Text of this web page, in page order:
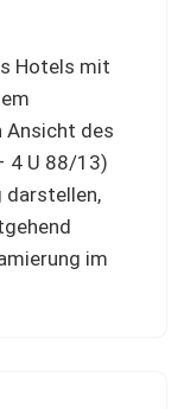
Hotels mit
Ansicht des
4 U 88/13)
darstellen,
im